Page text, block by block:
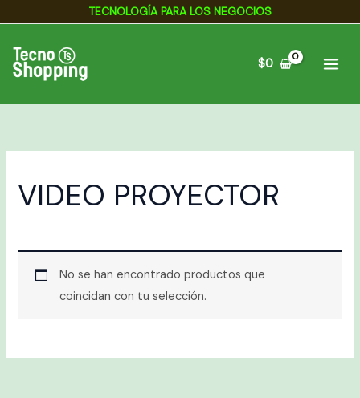
contenido
TECNOLOGÍA PARA LOS NEGOCIOS
$0
VIDEO PROYECTOR
No se han encontrado productos que
coincidan con tu selección.